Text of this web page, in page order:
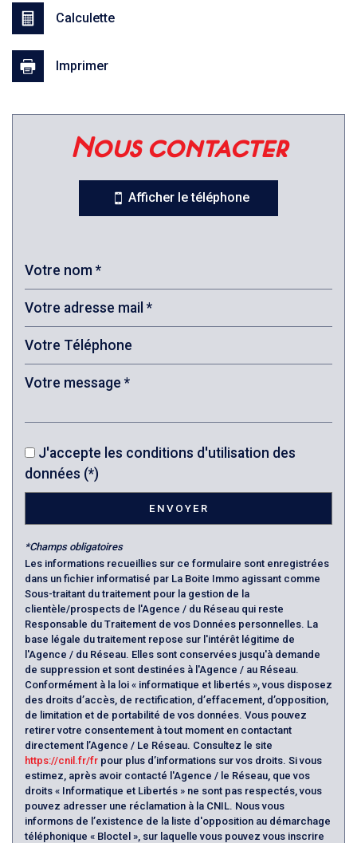
statistiques
Nombre d'habitants
Taxe foncière
Habitants de moins de 25 ans
Habitants de 25 à 55 ans
35,93 %
Habitants de plus de 55 ans
Nombre d'enfants par famille
Familles avec 1 ou 2 enfants
34,34 %
Maisons
84,82 %
Appartements
Familles avec 3 enfants
Calculette
Imprimer
nous contacter
Afficher le téléphone
J'accepte les conditions d'utilisation des
données (*)
ENVOYER
*Champs obligatoires
Les informations recueillies sur ce formulaire sont enregistrées
dans un fichier informatisé par La Boite Immo agissant comme
Sous-traitant du traitement pour la gestion de la
clientèle/prospects de l'Agence / du Réseau qui reste
Responsable du Traitement de vos Données personnelles. La
base légale du traitement repose sur l'intérêt légitime de
l'Agence / du Réseau. Elles sont conservées jusqu'à demande
de suppression et sont destinées à l'Agence / au Réseau.
Conformément à la loi « informatique et libertés », vous disposez
des droits d’accès, de rectification, d’effacement, d’opposition,
de limitation et de portabilité de vos données. Vous pouvez
retirer votre consentement à tout moment en contactant
directement l’Agence / Le Réseau. Consultez le site
https://cnil.fr/fr pour plus d’informations sur vos droits. Si vous
estimez, après avoir contacté l'Agence / le Réseau, que vos
droits « Informatique et Libertés » ne sont pas respectés, vous
pouvez adresser une réclamation à la CNIL. Nous vous
informons de l’existence de la liste d'opposition au démarchage
téléphonique « Bloctel », sur laquelle vous pouvez vous inscrire